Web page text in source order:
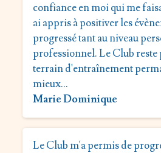
confiance en moi qui me
ai appris à positiver les
progressé tant au niveau
professionnel. Le Club
terrain d'entraînement
mieux…
Marie Dominique
Le Club m'a permis de